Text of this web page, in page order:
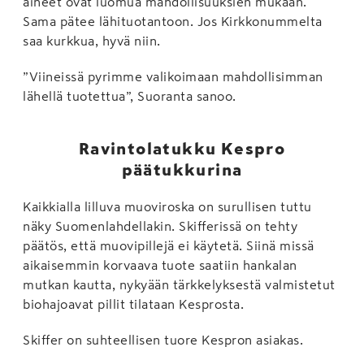
Sama pätee lähituotantoon. Jos Kirkkonummelta
saa kurkkua, hyvä niin.
”Viineissä pyrimme valikoimaan mahdollisimman
lähellä tuotettua”, Suoranta sanoo.
Ravintolatukku Kespro
päätukkurina
Kaikkialla lilluva muoviroska on surullisen tuttu
näky Suomenlahdellakin. Skifferissä on tehty
päätös, että muovipillejä ei käytetä. Siinä missä
aikaisemmin korvaava tuote saatiin hankalan
mutkan kautta, nykyään tärkkelyksestä valmistetut
biohajoavat pillit tilataan Kesprosta.
Skiffer on suhteellisen tuore Kespron asiakas.